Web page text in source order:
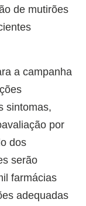
de mutirões
a campanha
sintomas,
por
dos
serão
farmácias
adequadas